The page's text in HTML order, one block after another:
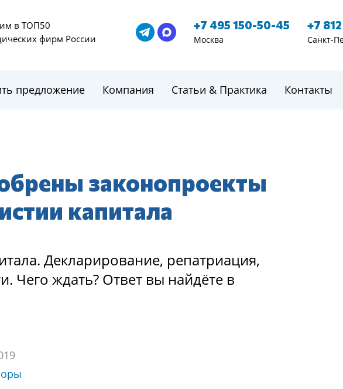
в ТОП50
фирм России
+7 495 150-50-45
Москва
+7
Санкт-
предложение Компания Статьи & Практика Контакты
законопроекты
капитала
Декларирование, репатриация,
Чего ждать? Ответ вы найдёте в